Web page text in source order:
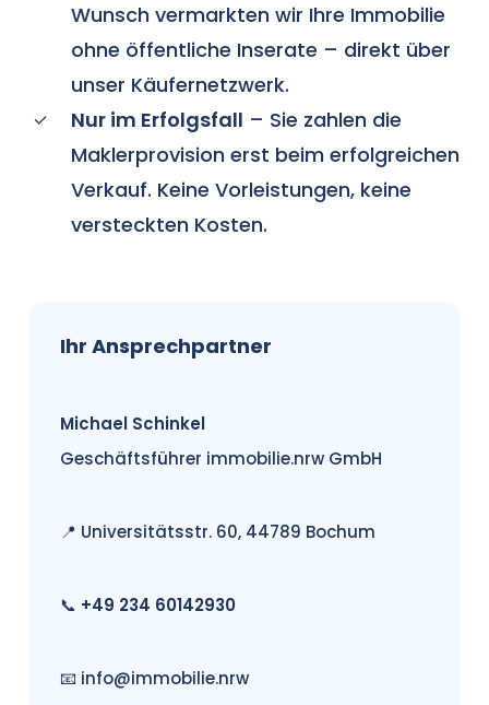
Wunsch vermarkten wir Ihre Immobilie
ohne öffentliche Inserate – direkt über
unser Käufernetzwerk.
Nur im Erfolgsfall – Sie zahlen die
Maklerprovision erst beim erfolgreichen
Verkauf. Keine Vorleistungen, keine
versteckten Kosten.
Ihr Ansprechpartner
Michael Schinkel
Geschäftsführer immobilie.nrw GmbH
📍 Universitätsstr. 60, 44789 Bochum
📞 +49 234 60142930
📧 info@immobilie.nrw